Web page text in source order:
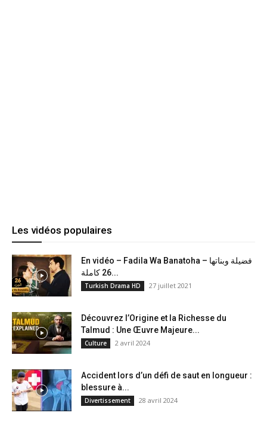
Les vidéos populaires
En vidéo – Fadila Wa Banatoha – فضيلة وبناتها
26 كاملة...
Turkish Drama HD 27 juillet 2021
Découvrez l’Origine et la Richesse du
Talmud : Une Œuvre Majeure...
Culture 2 avril 2024
Accident lors d’un défi de saut en longueur :
blessure à...
Divertissement 28 avril 2024